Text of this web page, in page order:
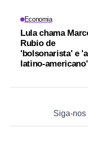
Economia
Lula chama
Rubio de
'bolsonarista' e
latino-americano'
Siga-nos